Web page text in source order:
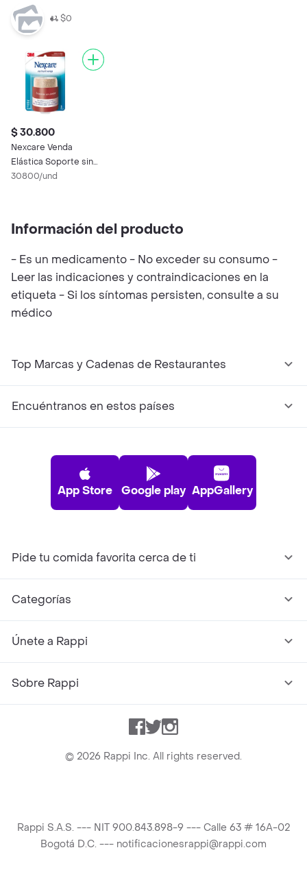
$0
$ 30.800
Nexcare Venda
Elástica Soporte sin
Dolor
30800/und
Información del producto
- Es un medicamento - No exceder su consumo -
Leer las indicaciones y contraindicaciones en la
etiqueta - Si los síntomas persisten, consulte a su
médico
Top Marcas y Cadenas de Restaurantes
Encuéntranos en estos países
App Store Google play AppGallery
Pide tu comida favorita cerca de ti
Categorías
Únete a Rappi
Sobre Rappi
Facebook
TwitterInstagram
© 2026 Rappi Inc. All rights reserved.
Rappi S.A.S. --- NIT 900.843.898-9 --- Calle 63 # 16A-02
Bogotá D.C. --- notificacionesrappi@rappi.com